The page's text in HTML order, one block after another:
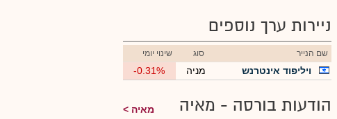
ניירות ערך נוספים
שם הנייר סוג שינוי יומי
ויליפוד אינטרנש מניה -0.31%
הודעות בורסה - מאיה מאיה